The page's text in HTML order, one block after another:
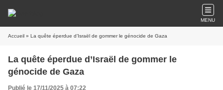
MENU
Accueil » La quête éperdue d’Israël de gommer le génocide de Gaza
La quête éperdue d’Israël de gommer le
génocide de Gaza
Publié le 17/11/2025 à 07:22